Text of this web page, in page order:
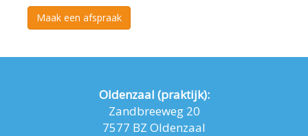
Maak een afspraak
Oldenzaal (praktijk):
Zandbreeweg 20
7577 BZ Oldenzaal